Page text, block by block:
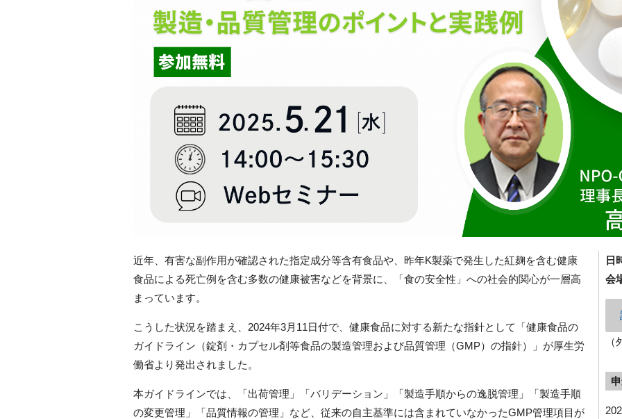
近年、有害な副作用が確認された指定成分等含有食品や、昨年K製薬で発生した紅麹を含む健康
食品による死亡例を含む多数の健康被害などを背景に、「食の安全性」への社会的関心が一層高
まっています。
こうした状況を踏まえ、2024年3月11日付で、健康食品に対する新たな指針として「健康食品の
ガイドライン（錠剤・カプセル剤等食品の製造管理および品質管理（GMP）の指針）」が厚生労
働省より発出されました。
本ガイドラインでは、「出荷管理」「バリデーション」「製造手順からの逸脱管理」「製造手順
の変更管理」「品質情報の管理」など、従来の自主基準には含まれていなかったGMP管理項目が
日
会